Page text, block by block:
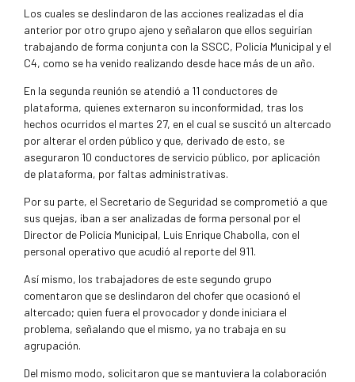
Los cuales se deslindaron de las acciones realizadas el día
anterior por otro grupo ajeno y señalaron que ellos seguirían
trabajando de forma conjunta con la SSCC, Policía Municipal y el
C4, como se ha venido realizando desde hace más de un año.
En la segunda reunión se atendió a 11 conductores de
plataforma, quienes externaron su inconformidad, tras los
hechos ocurridos el martes 27, en el cual se suscitó un altercado
por alterar el orden público y que, derivado de esto, se
aseguraron 10 conductores de servicio público, por aplicación
de plataforma, por faltas administrativas.
Por su parte, el Secretario de Seguridad se comprometió a que
sus quejas, iban a ser analizadas de forma personal por el
Director de Policía Municipal, Luis Enrique Chabolla, con el
personal operativo que acudió al reporte del 911.
Así mismo, los trabajadores de este segundo grupo
comentaron que se deslindaron del chofer que ocasionó el
altercado; quien fuera el provocador y donde iniciara el
problema, señalando que el mismo, ya no trabaja en su
agrupación.
Del mismo modo, solicitaron que se mantuviera la colaboración